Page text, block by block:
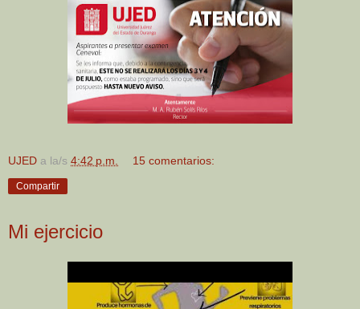
UJED a la/s 4:42 p.m. 15 comentarios:
Compartir
Mi ejercicio